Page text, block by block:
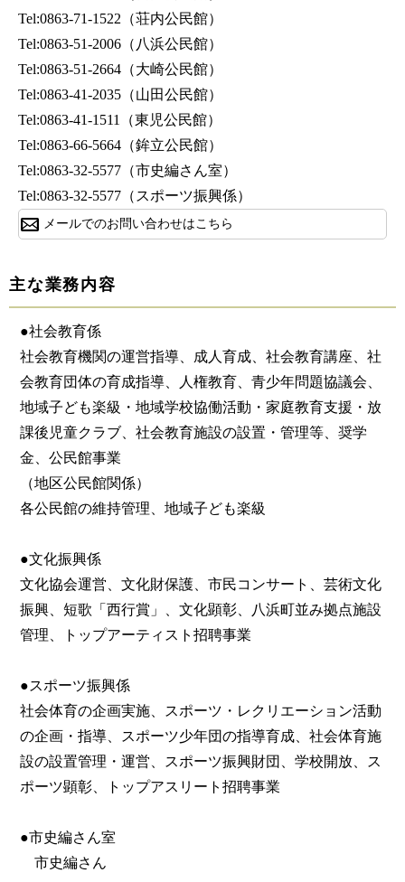
Tel:0863-71-1522 （荘内公民館）
Tel:0863-51-2006 （八浜公民館）
Tel:0863-51-2664 （大崎公民館）
Tel:0863-41-2035 （山田公民館）
Tel:0863-41-1511
（東児公民館）
Tel:0863-66-5664 （鉾立公民館）
Tel:0863-32-5577 （市史編さん室）
Tel:0863-32-5577 （スポーツ振興係）
メールでのお問い合わせはこちら
主な業務内容
●社会教育係
社会教育機関の運営指導、成人育成、社会教育講座、社
会教育団体の育成指導、人権教育、青少年問題協議会、
地域子ども楽級・地域学校協働活動・家庭教育支援・放
課後児童クラブ、社会教育施設の設置・管理等、奨学
金、公民館事業
（地区公民館関係）
各公民館の維持管理、地域子ども楽級
●文化振興係
文化協会運営、文化財保護、市民コンサート、芸術文化
振興、短歌「西行賞」、文化顕彰、八浜町並み拠点施設
管理、トップアーティスト招聘事業
●スポーツ振興係
社会体育の企画実施、スポーツ・レクリエーション活動
の企画・指導、スポーツ少年団の指導育成、社会体育施
設の設置管理・運営、スポーツ振興財団、学校開放、ス
ポーツ顕彰、トップアスリート招聘事業
●市史編さん室
市史編さん